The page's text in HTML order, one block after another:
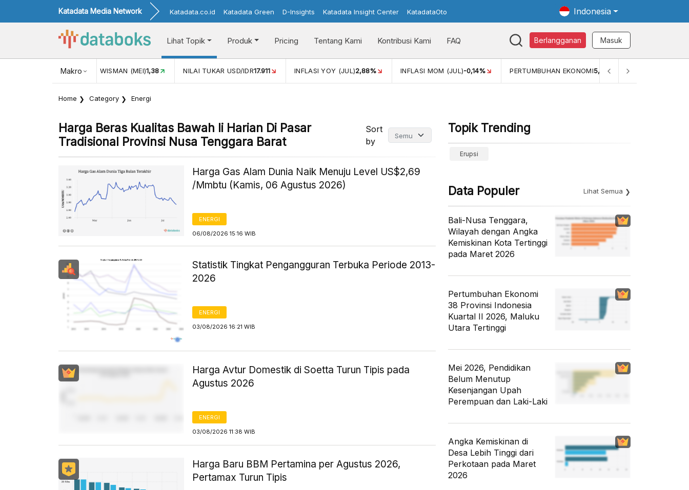
Katadata Media Network Katadata.co.id Katadata Green D-Insights Katadata Insight Center KatadataOto Indonesia
Lihat Topik Produk Pricing Tentang Kami Kontribusi Kami FAQ Berlangganan Masuk
Makro
KUNJUNGAN WISMAN (MEI)1,38 NILAI TUKAR USD/IDR17.911 INFLASI YOY (JUL)2,88% INFLASI MOM (JUL)-0,14% PERTUMBUHAN EKONOMI5,11%
Home Category Energi
Harga Beras Kualitas Bawah Ii Harian Di Pasar
Tradisional Provinsi Nusa Tenggara Barat
Sort
by
Harga Gas Alam Dunia Naik Menuju Level US$2,69
/Mmbtu (Kamis, 06 Agustus 2026)
ENERGI
06/08/2026 15:16 WIB
Statistik Tingkat Pengangguran Terbuka Periode 2013-
2026
ENERGI
03/08/2026 16:21 WIB
Harga Avtur Domestik di Soetta Turun Tipis pada
Agustus 2026
ENERGI
03/08/2026 11:38 WIB
Harga Baru BBM Pertamina per Agustus 2026,
Pertamax Turun Tipis
Topik Trending
Erupsi
Data Populer Lihat Semua
Bali-Nusa Tenggara,
Wilayah dengan Angka
Kemiskinan Kota Tertinggi
pada Maret 2026
Pertumbuhan Ekonomi
38 Provinsi Indonesia
Kuartal II 2026, Maluku
Utara Tertinggi
Mei 2026, Pendidikan
Belum Menutup
Kesenjangan Upah
Perempuan dan Laki-Laki
Angka Kemiskinan di
Desa Lebih Tinggi dari
Perkotaan pada Maret
2026